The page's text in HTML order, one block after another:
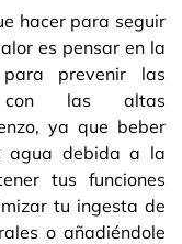
hacer para seguir
es pensar en la
prevenir las
con las altas
ya que beber
agua debida a la
tus funciones
tu ingesta de
o añadiéndole